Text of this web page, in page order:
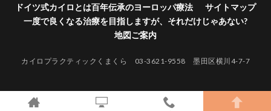
ドイツ式カイロとは百年伝承のヨーロッパ療法
サイトマップ
一度で良くなる治療を目指しますが、それだけじゃあない?
地図ご案内
カイロプラクティックくまくら 03-3621-9558 墨田区横川4-7-7